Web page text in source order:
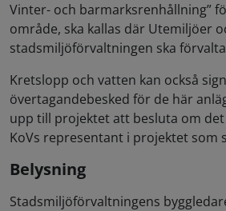
Vinter- och barmarksrenhållning”
område, ska kallas där Utemiljöer
stadsmiljöförvaltningen ska
Kretslopp och vatten kan också
övertagandebesked för de här
upp till projektet att besluta om
KoVs representant i projektet som
Belysning
Stadsmiljöförvaltningens